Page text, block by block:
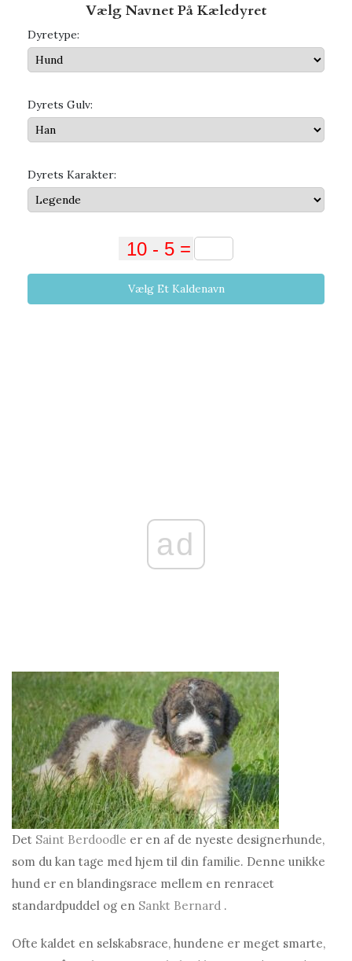
Vælg Navnet På Kæledyret
Dyretype:
Dyrets Gulv:
Dyrets Karakter:
Vælg Et Kaldenavn
ad
Det Saint Berdoodle er en af ​​de nyeste designerhunde,
som du kan tage med hjem til din familie. Denne unikke
hund er en blandingsrace mellem en renracet
standardpuddel og en Sankt Bernard .
Ofte kaldet en selskabsrace, hundene er meget smarte,